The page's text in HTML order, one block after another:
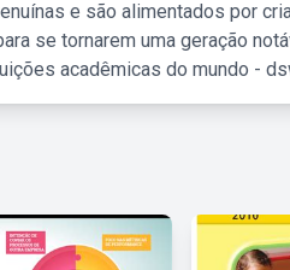
e são alimentados por
se tornarem uma geração
acadêmicas do mundo -